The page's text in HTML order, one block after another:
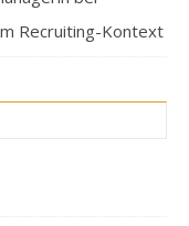
Recruiting-Kontext